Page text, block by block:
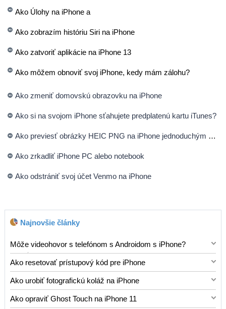
Ako Úlohy na iPhone a
Ako zobrazím históriu Siri na iPhone
Ako zatvoriť aplikácie na iPhone 13
Ako môžem obnoviť svoj iPhone, kedy mám zálohu?
Ako zmeniť domovskú obrazovku na iPhone
Ako si na svojom iPhone sťahujete predplatenú kartu iTunes?
Ako previesť obrázky HEIC PNG na iPhone jednoduchým spôsobom
Ako zrkadliť iPhone PC alebo notebook
Ako odstrániť svoj účet Venmo na iPhone
Najnovšie články
Môže videohovor s telefónom s Androidom s iPhone?
Áno, telefóny s Androidom môžu videorozhovoriť s
telefónom iPhone pomocou niekoľkých aplikácií, napríklad: *
whatsapp: Populárna aplikácia na zasielanie správ, ktorá
ponúka hlasové aj videohovory naprieč platformami. *
Messenger (Facebook): Ďalšia široko používaná platforma,
Ako resetovať prístupový kód pre iPhone
Ak ste zabudli prístupový kód pre iPhone, môžete ho
resetovať pomocou iTunes alebo iCloud. Ak chcete resetovať
prístupový kód pre iPhone pomocou iTunes, postupujte podľa
týchto krokov: 1. Uistite sa, že máte v počítači nainštalovanú
Ako urobiť fotografickú koláž na iPhone
Vytvorenie fotografickej koláže na vašom iPhone je
skvelý spôsob, ako predviesť viacero obrázkov v jednom
Ako opraviť Ghost Touch na iPhone 11